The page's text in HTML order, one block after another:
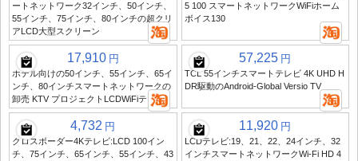
ートネットワーク32インチ、50インチ、
55インチ、75インチ、80インチの超クリ
アLCD大型スクリーン
5 100 スマートネットワークWiFiホーム
ボイス130
17,910 円
ホテル向けの50インチ、55インチ、65イ
ンチ、80インチスマートネットワークの
卸売 KTV プロジェクトLCDWiFiテレビ
57,225 円
TCL 55インチスマートテレビ 4K UHD H
DR駆動のAndroid-Global Versio TV
4,732 円
クロスボーダー4Kテレビ:LCD 100イン
チ、75インチ、65インチ、55インチ、43
11,920 円
LCDテレビ:19、21、22、24インチ、32
インチスマートネットワークWi-Fi HD 4